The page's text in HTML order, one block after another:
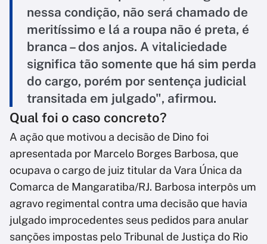
nessa condição, não será chamado de
meritíssimo e lá a roupa não é preta, é
branca – dos anjos. A vitaliciedade
significa tão somente que há sim perda
do cargo, porém por sentença judicial
transitada em julgado", afirmou.
Qual foi o caso concreto?
A ação que motivou a decisão de Dino foi
apresentada por Marcelo Borges Barbosa, que
ocupava o cargo de juiz titular da Vara Única da
Comarca de Mangaratiba/RJ. Barbosa interpôs um
agravo regimental contra uma decisão que havia
julgado improcedentes seus pedidos para anular
sanções impostas pelo Tribunal de Justiça do Rio